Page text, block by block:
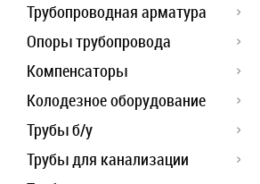
Трубопроводная арматура
Опоры трубопровода
Компенсаторы
Колодезное оборудование
Трубы б/у
Трубы для канализации